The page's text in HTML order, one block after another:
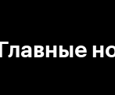
Главные